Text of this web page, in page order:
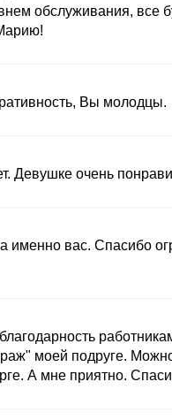
обслуживания, все
Вы молодцы.
Девушке очень
именно вас. Спасибо
моей подруге.
А мне приятно.